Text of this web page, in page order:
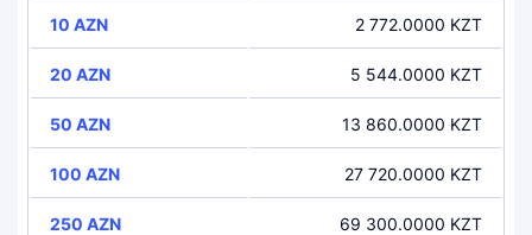
10 AZN 2 772.0000 KZT
20 AZN 5 544.0000 KZT
50 AZN 13 860.0000 KZT
100 AZN 27 720.0000 KZT
250 AZN 69 300.0000 KZT